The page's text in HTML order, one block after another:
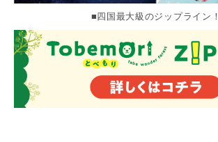
■四国最大級のジップライン！